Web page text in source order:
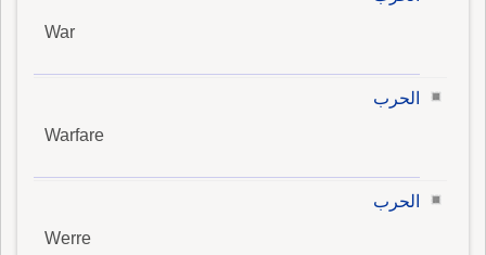
War
الحرب
Warfare
الحرب
Werre